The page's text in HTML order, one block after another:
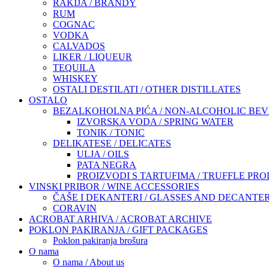
RAKIJA / BRANDY
RUM
COGNAC
VODKA
CALVADOS
LIKER / LIQUEUR
TEQUILA
WHISKEY
OSTALI DESTILATI / OTHER DISTILLATES
OSTALO
BEZALKOHOLNA PIĆA / NON-ALCOHOLIC
IZVORSKA VODA / SPRING WATER
TONIK / TONIC
DELIKATESE / DELICATES
ULJA / OILS
PATA NEGRA
PROIZVODI S TARTUFIMA / TRUFFLE
VINSKI PRIBOR / WINE ACCESSORIES
ČAŠE I DEKANTERI / GLASSES AND
CORAVIN
ACROBAT ARHIVA / ACROBAT ARCHIVE
POKLON PAKIRANJA / GIFT PACKAGES
Poklon pakiranja brošura
O nama
O nama / About us